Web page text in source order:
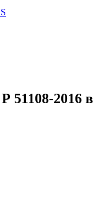
51108-2016 в